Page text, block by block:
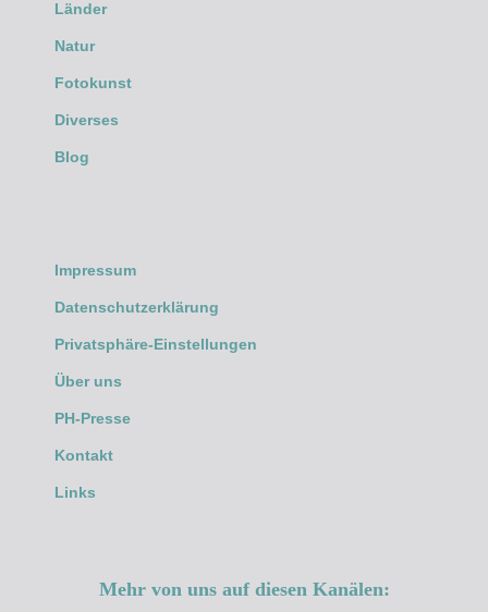
Länder
Natur
Fotokunst
Diverses
Blog
Impressum
Datenschutzerklärung
Privatsphäre-Einstellungen
Über uns
PH-Presse
Kontakt
Links
Mehr von uns auf diesen Kanälen: